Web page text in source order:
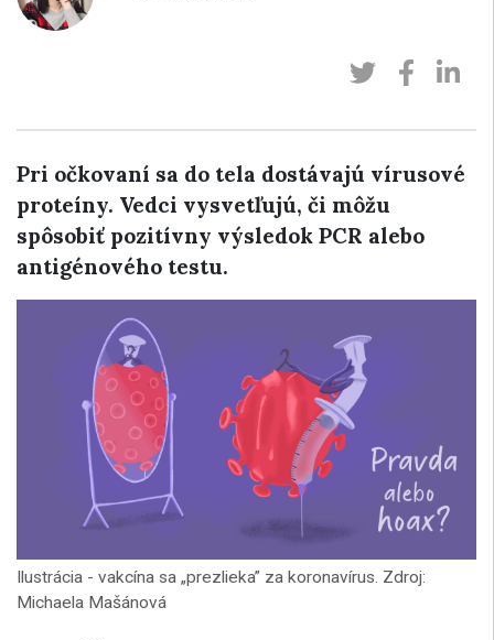
Pri očkovaní sa do tela dostávajú vírusové
proteíny. Vedci vysvetľujú, či môžu
spôsobiť pozitívny výsledok PCR alebo
antigénového testu.
Ilustrácia - vakcína sa „prezlieka” za koronavírus. Zdroj:
Michaela Mašánová